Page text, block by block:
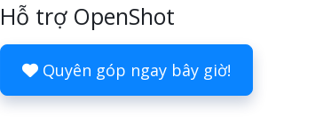
Hỗ trợ OpenShot
Quyên góp ngay bây giờ!